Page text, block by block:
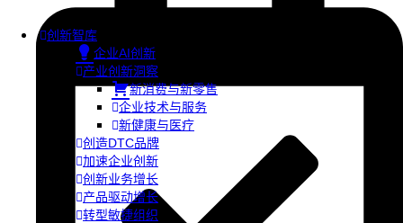
创新智库
企业AI创新
产业创新洞察
新消费与新零售
企业技术与服务
新健康与医疗
创造DTC品牌
加速企业创新
创新业务增长
产品驱动增长
转型敏捷组织